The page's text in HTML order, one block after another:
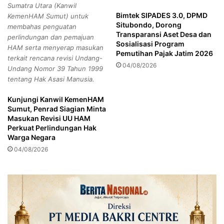
i
t
u
b
o
n
d
o
a
d
u
l
e
t
R
e
m
i
l
u
D
i
t
m
p
a
t
U
m
A
t
a
Sumatra Utara (Kanwil
KemenHAM Sumut) untuk
membahas penguatan
perlindungan dan pemajuan
HAM serta menyerap masukan
terkait rencana revisi Undang-
Undang Nomor 39 Tahun 1999
tentang Hak Asasi Manusia.
Kunjungi Kanwil KemenHAM
Sumut, Penrad Siagian Minta
Masukan Revisi UU HAM
Perkuat Perlindungan Hak
Warga Negara
04/08/2026
Bimtek SIPADES 3.0, DPMD
Situbondo, Dorong
Transparansi Aset Desa dan
Sosialisasi Program
Pemutihan Pajak Jatim 2026
04/08/2026